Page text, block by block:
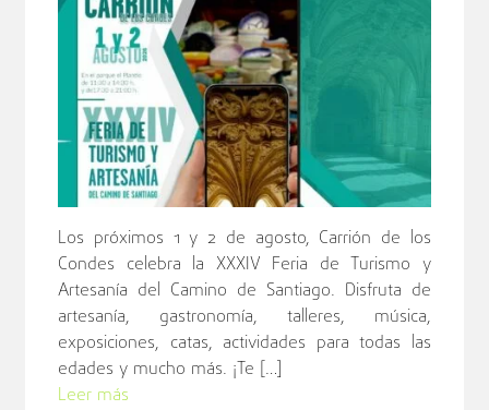
Los próximos 1 y 2 de agosto, Carrión de los
Condes celebra la XXXIV Feria de Turismo y
Artesanía del Camino de Santiago. Disfruta de
artesanía, gastronomía, talleres, música,
exposiciones, catas, actividades para todas las
edades y mucho más. ¡Te […]
Leer más